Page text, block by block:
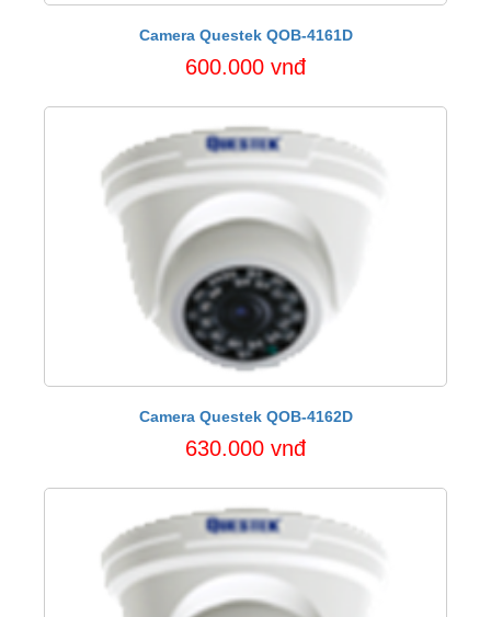
Camera Questek QOB-4161D
600.000 vnđ
Camera Questek QOB-4162D
630.000 vnđ